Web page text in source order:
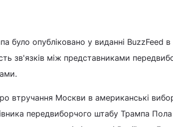
опубліковано у виданні BuzzFeed в
зв'язків між представниками
втручання Москви в американські
передвиборчого штабу Трампа